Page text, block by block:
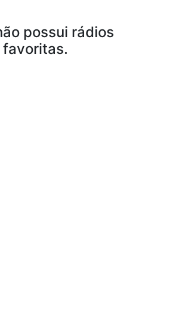
possui rádios
favoritas.